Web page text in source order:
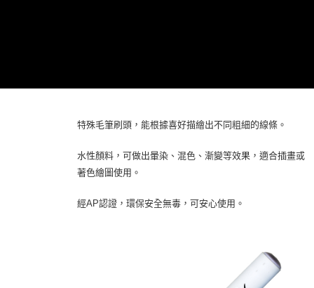
特殊毛筆刷頭，能根據喜好描繪出不同粗細的線條。
水性顏料，可做出暈染、混色、漸變等效果，適合插畫或
著色繪圖使用。
經AP認證，環保安全無毒，可安心使用。